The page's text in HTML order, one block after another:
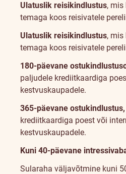
Ulatuslik reisikindlustus,
temaga koos reisivatele
Ulatuslik reisikindlustus,
temaga koos reisivatele
180-päevane ostukindlustus
paljudele krediitkaardiga
kestvuskaupadele.
365-päevane ostukindlustus,
krediitkaardiga poest või
kestvuskaupadele.
Kuni 40-päevane
Sularaha väljavõtmine kuni